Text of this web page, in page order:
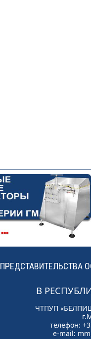
ПРЕДСТАВИТЕЛЬСТВА
В
ЧТПУП
телефон:
e-mail: